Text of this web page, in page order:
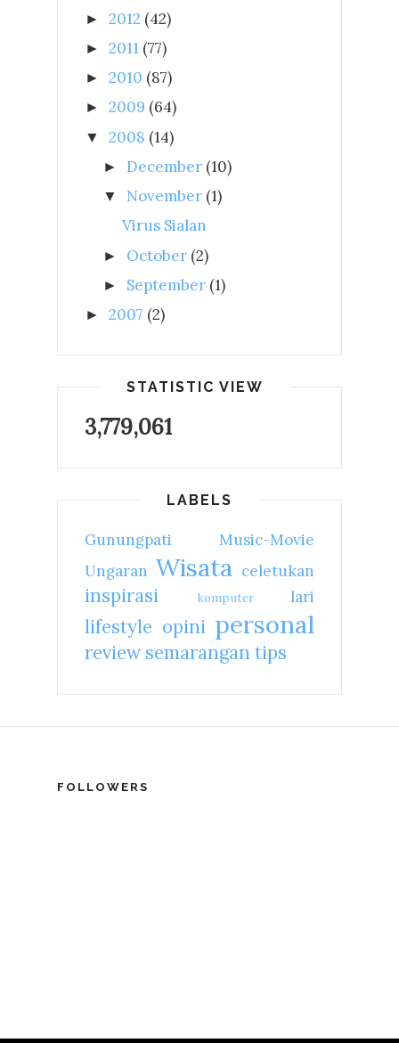
► 2012 (42)
► 2011 (77)
► 2010 (87)
► 2009 (64)
▼ 2008 (14)
► December (10)
▼ November (1)
Virus Sialan
► October (2)
► September (1)
► 2007 (2)
STATISTIC VIEW
3,779,061
LABELS
Gunungpati
Music-Movie
Ungaran Wisata celetukan
inspirasi komputer lari
lifestyle opini personal
review semarangantips
FOLLOWERS